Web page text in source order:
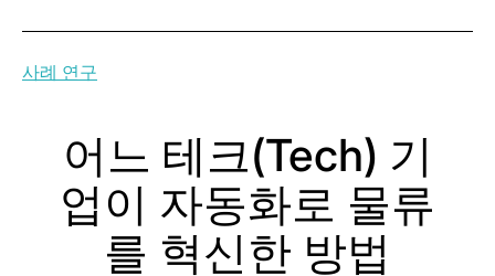
사례 연구
어느 테크(Tech) 기
업이 자동화로 물류
를 혁신한 방법